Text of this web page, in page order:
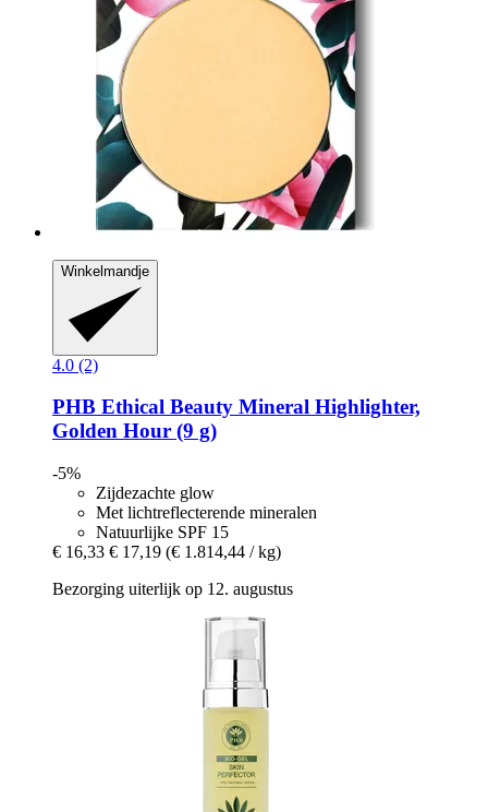
Winkelmandje
4.0 (2)
PHB Ethical Beauty Mineral Highlighter,
Golden Hour (9 g)
-5%
Zijdezachte glow
Met lichtreflecterende mineralen
Natuurlijke SPF 15
€ 16,33 € 17,19 (€ 1.814,44 / kg)
Bezorging uiterlijk op 12. augustus